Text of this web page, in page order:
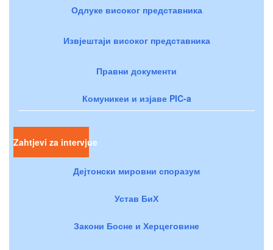
Одлуке високог представника
Извјештаји високог представника
Правни документи
Комуникеи и изјаве PIC-a
Zahtjevi za intervjue
Дејтонски мировни споразум
Устав БиХ
Закони Босне и Херцеговине